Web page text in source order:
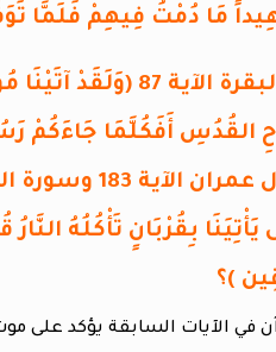
مَا دُمْتُ فِيهِمْ فَلَمَّا
سورة البقرة
القُدُسِ أَفَكُلَّمَا جَاءَكُمْ
بِقُرْبَانٍ تَأْكُلُهُ
)؟